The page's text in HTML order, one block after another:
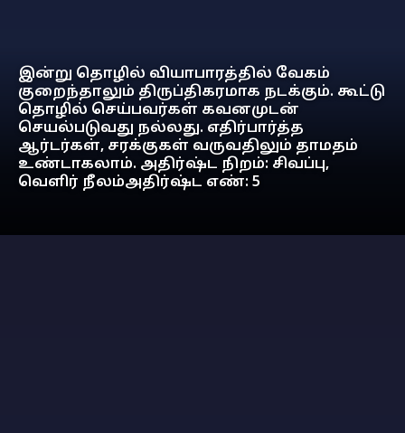
இன்று தொழில் வியாபாரத்தில் வேகம்
குறைந்தாலும் திருப்திகரமாக நடக்கும். கூட்டு
தொழில் செய்பவர்கள் கவனமுடன்
செயல்படுவது நல்லது. எதிர்பார்த்த
ஆர்டர்கள், சரக்குகள் வருவதிலும் தாமதம்
உண்டாகலாம். அதிர்ஷ்ட நிறம்: சிவப்பு,
வெளிர் நீலம்அதிர்ஷ்ட எண்: 5